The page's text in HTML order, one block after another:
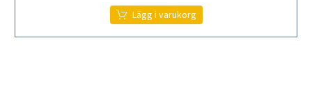
Lägg i varukorg